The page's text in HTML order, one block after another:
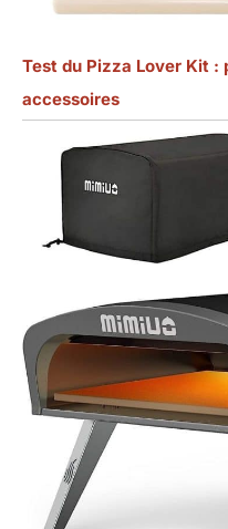
Test du Pizza Lover Kit :
accessoires